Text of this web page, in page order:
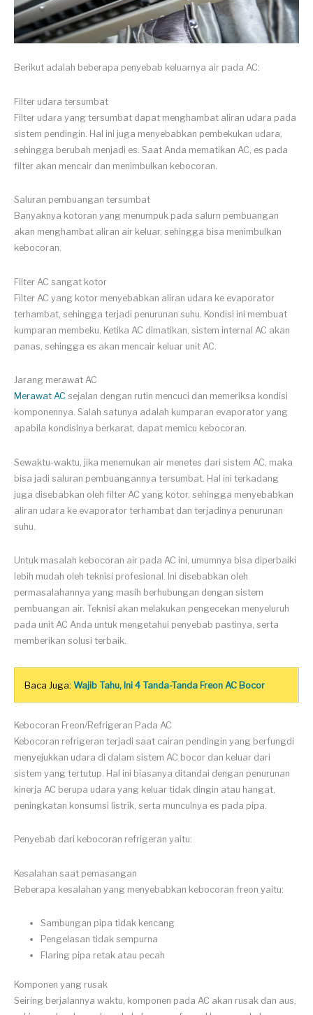
Berikut adalah beberapa penyebab keluarnya air pada AC:
Filter udara tersumbat
Filter udara yang tersumbat dapat menghambat aliran udara pada
sistem pendingin. Hal ini juga menyebabkan pembekukan udara,
sehingga berubah menjadi es. Saat Anda mematikan AC, es pada
filter akan mencair dan menimbulkan kebocoran.
Saluran pembuangan tersumbat
Banyaknya kotoran yang menumpuk pada salurn pembuangan
akan menghambat aliran air keluar, sehingga bisa menimbulkan
kebocoran.
Filter AC sangat kotor
Filter AC yang kotor menyebabkan aliran udara ke evaporator
terhambat, sehingga terjadi penurunan suhu. Kondisi ini membuat
kumparan membeku. Ketika AC dimatikan, sistem internal AC akan
panas, sehingga es akan mencair keluar unit AC.
Jarang merawat AC
Merawat AC sejalan dengan rutin mencuci dan memeriksa kondisi
komponennya. Salah satunya adalah kumparan evaporator yang
apabila kondisinya berkarat, dapat memicu kebocoran.
Sewaktu-waktu, jika menemukan air menetes dari sistem AC, maka
bisa jadi saluran pembuangannya tersumbat. Hal ini terkadang
juga disebabkan oleh filter AC yang kotor, sehingga menyebabkan
aliran udara ke evaporator terhambat dan terjadinya penurunan
suhu.
Untuk masalah kebocoran air pada AC ini, umumnya bisa diperbaiki
lebih mudah oleh teknisi profesional. Ini disebabkan oleh
permasalahannya yang masih berhubungan dengan sistem
pembuangan air. Teknisi akan melakukan pengecekan menyeluruh
pada unit AC Anda untuk mengetahui penyebab pastinya, serta
memberikan solusi terbaik.
Baca Juga: Wajib Tahu, Ini 4 Tanda-Tanda Freon AC Bocor
Kebocoran Freon/Refrigeran Pada AC
Kebocoran refrigeran terjadi saat cairan pendingin yang berfungdi
menyejukkan udara di dalam sistem AC bocor dan keluar dari
sistem yang tertutup. Hal ini biasanya ditandai dengan penurunan
kinerja AC berupa udara yang keluar tidak dingin atau hangat,
peningkatan konsumsi listrik, serta munculnya es pada pipa.
Penyebab dari kebocoran refrigeran yaitu:
Kesalahan saat pemasangan
Beberapa kesalahan yang menyebabkan kebocoran freon yaitu:
Sambungan pipa tidak kencang
Pengelasan tidak sempurna
Flaring pipa retak atau pecah
Komponen yang rusak
Seiring berjalannya waktu, komponen pada AC akan rusak dan aus,